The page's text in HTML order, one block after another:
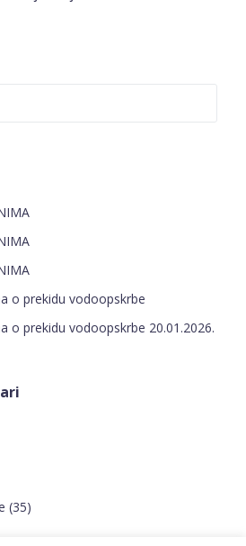
o prekidu vodoopskrbe
o prekidu vodoopskrbe 20.01.2026.
(35)